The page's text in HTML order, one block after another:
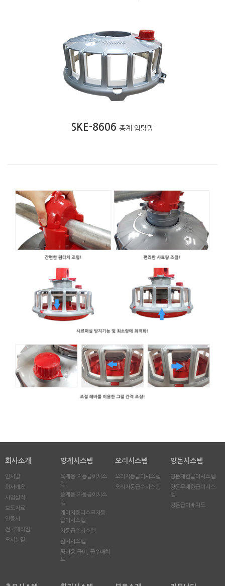
SKE-8606 종계 암탉망
회사소개
인사말
회사개요
사업실적
보도자료
인증서
전국대리점
오시는길
양계시스템
육계용 자동급이시스
템
종계용 자동급이시스
템
케이지용디스크자동
급이시스템
자동급수시스템
원치시스템
평사용 급이, 급수배치
도
오리시스템
오리자동급이시스템
오리자동급수시스템
양돈시스템
양돈제한급이시스템
양돈무제한급이시스
템
양돈급이배치도